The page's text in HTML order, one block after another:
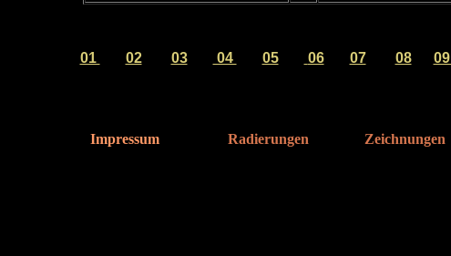
01 02 03 04 05 06 07 08 09
Impressum Radierungen Zeichnungen